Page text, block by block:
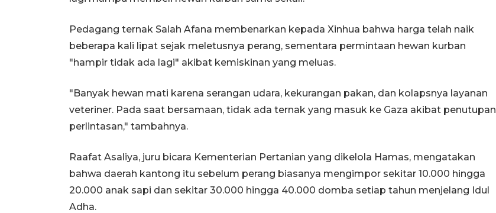
Pedagang ternak Salah Afana membenarkan kepada Xinhua bahwa harga telah naik
beberapa kali lipat sejak meletusnya perang, sementara permintaan hewan kurban
"hampir tidak ada lagi" akibat kemiskinan yang meluas.
"Banyak hewan mati karena serangan udara, kekurangan pakan, dan kolapsnya layanan
veteriner. Pada saat bersamaan, tidak ada ternak yang masuk ke Gaza akibat penutupan
perlintasan," tambahnya.
Raafat Asaliya, juru bicara Kementerian Pertanian yang dikelola Hamas, mengatakan
bahwa daerah kantong itu sebelum perang biasanya mengimpor sekitar 10.000 hingga
20.000 anak sapi dan sekitar 30.000 hingga 40.000 domba setiap tahun menjelang Idul
Adha.